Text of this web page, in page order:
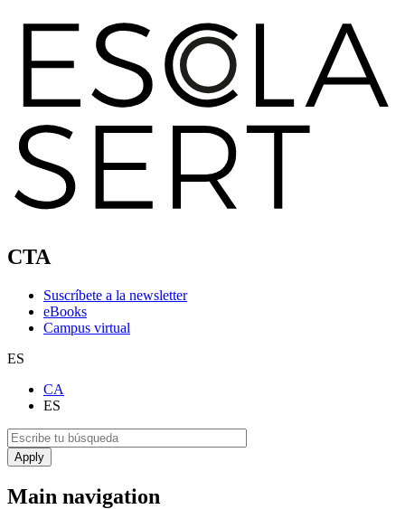
CTA
Suscríbete a la newsletter
eBooks
Campus virtual
ES
CA
ES
Main navigation